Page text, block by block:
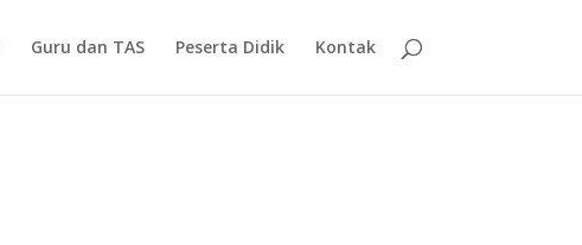
Guru dan TAS Peserta Didik Kontak